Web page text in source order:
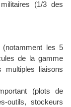
(1/3 des
les 5
de la gamme
multiples liaisons
(plots de
outils, stockeurs